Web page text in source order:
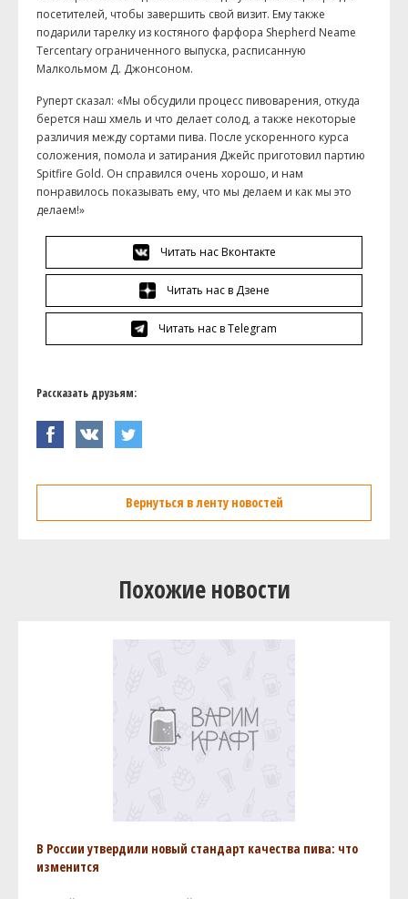
посетителей, чтобы завершить свой визит. Ему также
подарили тарелку из костяного фарфора Shepherd Neame
Tercentary ограниченного выпуска, расписанную
Малкольмом Д. Джонсоном.
Руперт сказал: «Мы обсудили процесс пивоварения, откуда
берется наш хмель и что делает солод, а также некоторые
различия между сортами пива. После ускоренного курса
соложения, помола и затирания Джейс приготовил партию
Spitfire Gold. Он справился очень хорошо, и нам
понравилось показывать ему, что мы делаем и как мы это
делаем!»
Читать нас Вконтакте
Читать нас в Дзене
Читать нас в Telegram
Рассказать друзьям:
Вернуться в ленту новостей
Похожие новости
В России утвердили новый стандарт качества пива: что
изменится